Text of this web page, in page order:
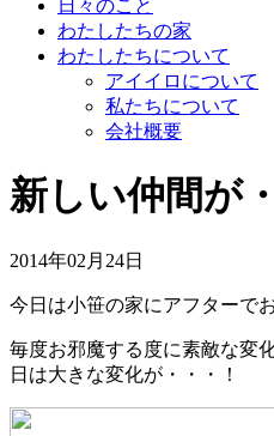
日々のこと
わたしたちの家
わたしたちについて
アイイロについて
私たちについて
会社概要
新しい仲間が
2014年02月24日
今日は小笹の家にアフターで
毎度お邪魔する度に素敵な変
日は大きな変化が・・・！